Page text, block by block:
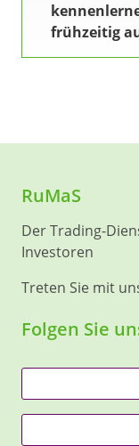
frühzeitig
RuMaS
Der Trading-
Investoren
Treten Sie mit
Folgen Sie